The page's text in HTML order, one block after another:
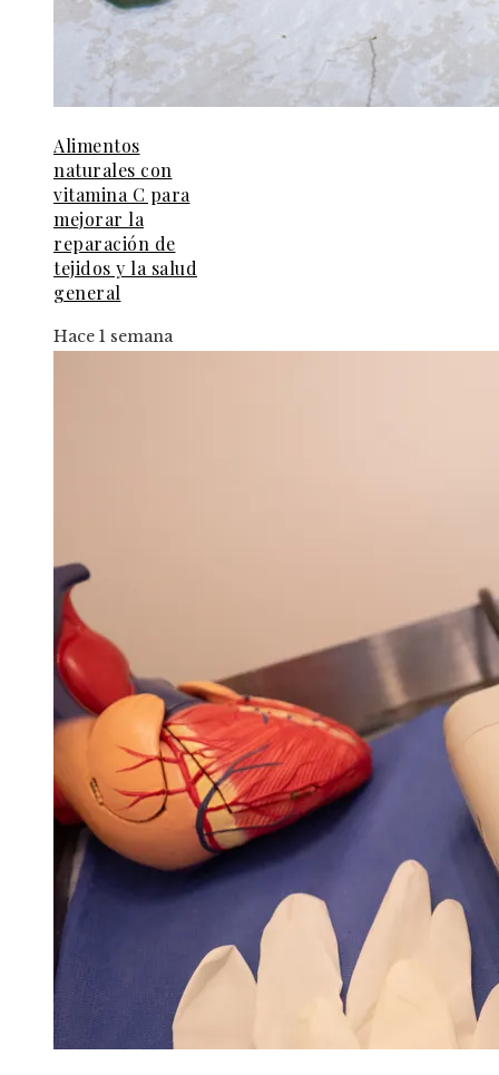
Alimentos
naturales con
vitamina C para
mejorar la
reparación de
tejidos y la salud
general
Hace 1 semana